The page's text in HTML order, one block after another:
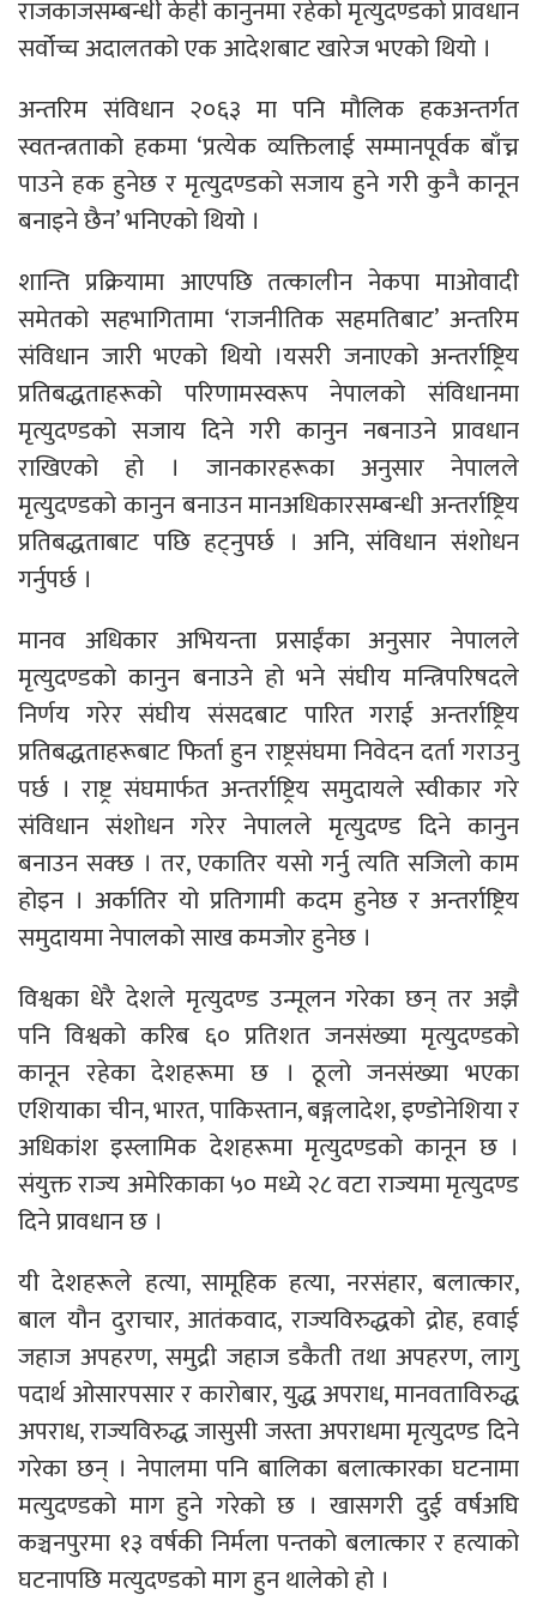
राजकाजसम्बन्धी केही कानुनमा रहेको मृत्युदण्डको प्रावधान
सर्वोच्च अदालतको एक आदेशबाट खारेज भएको थियो ।
अन्तरिम संविधान २०६३ मा पनि मौलिक हकअन्तर्गत
स्वतन्त्रताको हकमा ‘प्रत्येक व्यक्तिलाई सम्मानपूर्वक बाँच्न
पाउने हक हुनेछ र मृत्युदण्डको सजाय हुने गरी कुनै कानून
बनाइने छैन’ भनिएको थियो ।
शान्ति प्रक्रियामा आएपछि तत्कालीन नेकपा माओवादी
समेतको सहभागितामा ‘राजनीतिक सहमतिबाट’ अन्तरिम
संविधान जारी भएको थियो ।यसरी जनाएको अन्तर्राष्ट्रिय
प्रतिबद्धताहरूको परिणामस्वरूप नेपालको संविधानमा
मृत्युदण्डको सजाय दिने गरी कानुन नबनाउने प्रावधान
राखिएको हो । जानकारहरूका अनुसार नेपालले
मृत्युदण्डको कानुन बनाउन मानअधिकारसम्बन्धी अन्तर्राष्ट्रिय
प्रतिबद्धताबाट पछि हट्नुपर्छ । अनि, संविधान संशोधन
गर्नुपर्छ ।
मानव अधिकार अभियन्ता प्रसाईंका अनुसार नेपालले
मृत्युदण्डको कानुन बनाउने हो भने संघीय मन्त्रिपरिषदले
निर्णय गरेर संघीय संसदबाट पारित गराई अन्तर्राष्ट्रिय
प्रतिबद्धताहरूबाट फिर्ता हुन राष्ट्रसंघमा निवेदन दर्ता गराउनु
पर्छ । राष्ट्र संघमार्फत अन्तर्राष्ट्रिय समुदायले स्वीकार गरे
संविधान संशोधन गरेर नेपालले मृत्युदण्ड दिने कानुन
बनाउन सक्छ । तर, एकातिर यसो गर्नु त्यति सजिलो काम
होइन । अर्कातिर यो प्रतिगामी कदम हुनेछ र अन्तर्राष्ट्रिय
समुदायमा नेपालको साख कमजोर हुनेछ ।
विश्वका धेरै देशले मृत्युदण्ड उन्मूलन गरेका छन् तर अझै
पनि विश्वको करिब ६० प्रतिशत जनसंख्या मृत्युदण्डको
कानून रहेका देशहरूमा छ । ठूलो जनसंख्या भएका
एशियाका चीन, भारत, पाकिस्तान, बङ्गलादेश, इण्डोनेशिया र
अधिकांश इस्लामिक देशहरूमा मृत्युदण्डको कानून छ ।
संयुक्त राज्य अमेरिकाका ५० मध्ये २८ वटा राज्यमा मृत्युदण्ड
दिने प्रावधान छ ।
यी देशहरूले हत्या, सामूहिक हत्या, नरसंहार, बलात्कार,
बाल यौन दुराचार, आतंकवाद, राज्यविरुद्धको द्रोह, हवाई
जहाज अपहरण, समुद्री जहाज डकैती तथा अपहरण, लागु
पदार्थ ओसारपसार र कारोबार, युद्ध अपराध, मानवताविरुद्ध
अपराध, राज्यविरुद्ध जासुसी जस्ता अपराधमा मृत्युदण्ड दिने
गरेका छन् । नेपालमा पनि बालिका बलात्कारका घटनामा
मत्युदण्डको माग हुने गरेको छ । खासगरी दुई वर्षअघि
कञ्चनपुरमा १३ वर्षकी निर्मला पन्तको बलात्कार र हत्याको
घटनापछि मत्युदण्डको माग हुन थालेको हो ।